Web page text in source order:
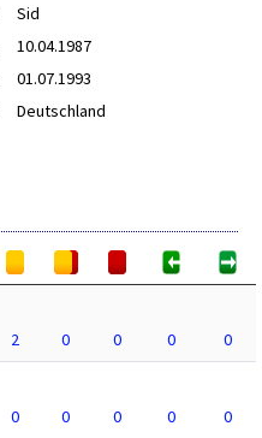
Sid
10.04.1987
01.07.1993
Deutschland
2 0 0 0
0
0 0 0 0 0